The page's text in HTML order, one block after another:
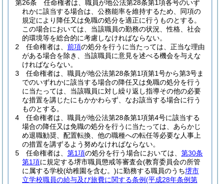
第26条
任命権者は、職員が地公法第28条第1項各号のいず
れかに該当する場合は、公務能率を維持するため、同項の
規定により降任又は免職の処分を適正に行うものとする。
この場合においては、当該職員の勤務の状況、性格、社会
的環境等を総合的に考慮しなければならない。
2
任命権者は、 前項の処分を行うに当たっては、正当な理由
がある場合を除き、当該職員に意見を述べる機会を与えな
ければならない。
3
任命権者は、職員が地公法第28条第1項第1号から第3号ま
でのいずれかに該当する場合の降任又は免職の処分を行う
に当たっては、当該職員に対し繰り返し指導その他の必要
な措置を講じたにもかかわらず、なお該当する場合に行う
ものとする。
4
任命権者は、職員が地公法第28条第1項第4号に該当する
場合の降任又は免職の処分を行うに当たっては、あらかじ
め退職勧奨、配置転換、他の職種への転任等必要な人事上
の措置を講ずるよう努めなければならない。
5
任命権者は、 第1項の処分を行う場合においては、 第30条
第1項に規定する堺市職員懲戒等審査会(教育委員会の所管
に属する学校(幼稚園を含む。)に勤務する職員のうち堺市
立学校職員の給与及び旅費に関する条例(平成28年条例第